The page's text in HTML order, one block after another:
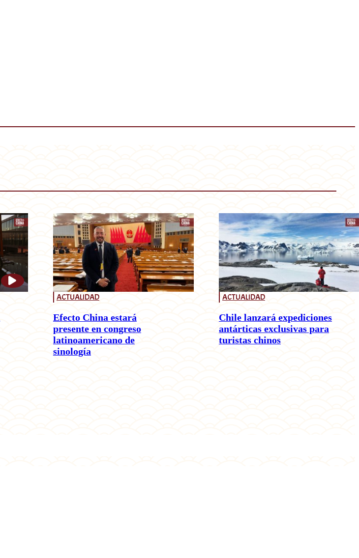
ACTUALIDAD
Efecto China estará
presente en congreso
latinoamericano de
sinología
ACTUALIDAD
Chile lanzará expediciones
antárticas exclusivas para
turistas chinos